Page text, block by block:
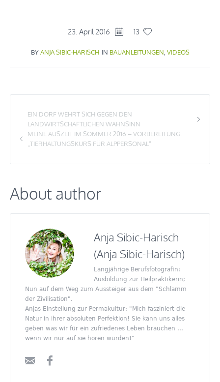
23. April 2016 13
BYANJA SIBIC-HARISCH IN BAUANLEITUNGEN VIDEOS
EIN DORF WEHRT SICH GEGEN DEN
LANDWIRTSCHAFTLICHEN WAHNSINN
MEINE AUSZEIT IM SOMMER 2016 – VORBEREITUNG:
„TIERHALTUNGSKURS FÜR ALPPERSONAL“
About author
Anja Sibic-Harisch
(Anja Sibic-Harisch)
Langjährige Berufsfotografin;
Ausbildung zur Heilpraktikerin;
Nun auf dem Weg zum Aussteiger aus dem "Schlamm
der Zivilisation".
Anjas Einstellung zur Permakultur: "Mich fasziniert die
Natur in ihrer absoluten Perfektion! Sie kann uns alles
geben was wir für ein zufriedenes Leben brauchen ...
wenn wir nur auf sie hören würden!"